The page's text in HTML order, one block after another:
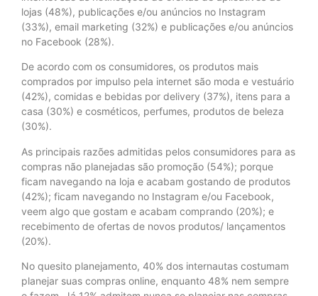
lojas (48%), publicações e/ou anúncios no Instagram
(33%), email marketing (32%) e publicações e/ou anúncios
no Facebook (28%).
De acordo com os consumidores, os produtos mais
comprados por impulso pela internet são moda e vestuário
(42%), comidas e bebidas por delivery (37%), itens para a
casa (30%) e cosméticos, perfumes, produtos de beleza
(30%).
As principais razões admitidas pelos consumidores para as
compras não planejadas são promoção (54%); porque
ficam navegando na loja e acabam gostando de produtos
(42%); ficam navegando no Instagram e/ou Facebook,
veem algo que gostam e acabam comprando (20%); e
recebimento de ofertas de novos produtos/ lançamentos
(20%).
No quesito planejamento, 40% dos internautas costumam
planejar suas compras online, enquanto 48% nem sempre